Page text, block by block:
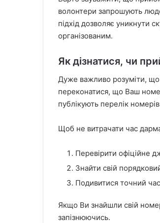
волонтери запрошують
підхід дозволяє уникнути
організованим.
Як дізнатися, чи
Дуже важливо розуміти, що
переконатися, що Ваш
публікують перелік
Щоб не витрачати час
Перевірити офіційне
Знайти свій
Подивитися точний
Якщо Ви знайшли свій
запізнюючись.